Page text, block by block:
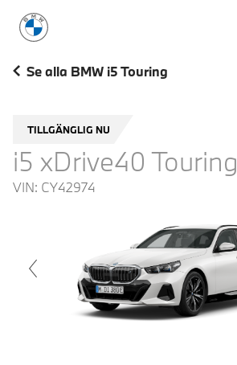
BMW Sverige
Se alla BMW i5 Touring
TILLGÄNGLIG NU
i5 xDrive40 Touring
VIN: CY42974